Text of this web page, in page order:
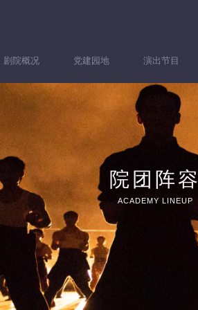
剧院概况 党建园地 演出节目
院团阵容
ACADEMY LINEUP